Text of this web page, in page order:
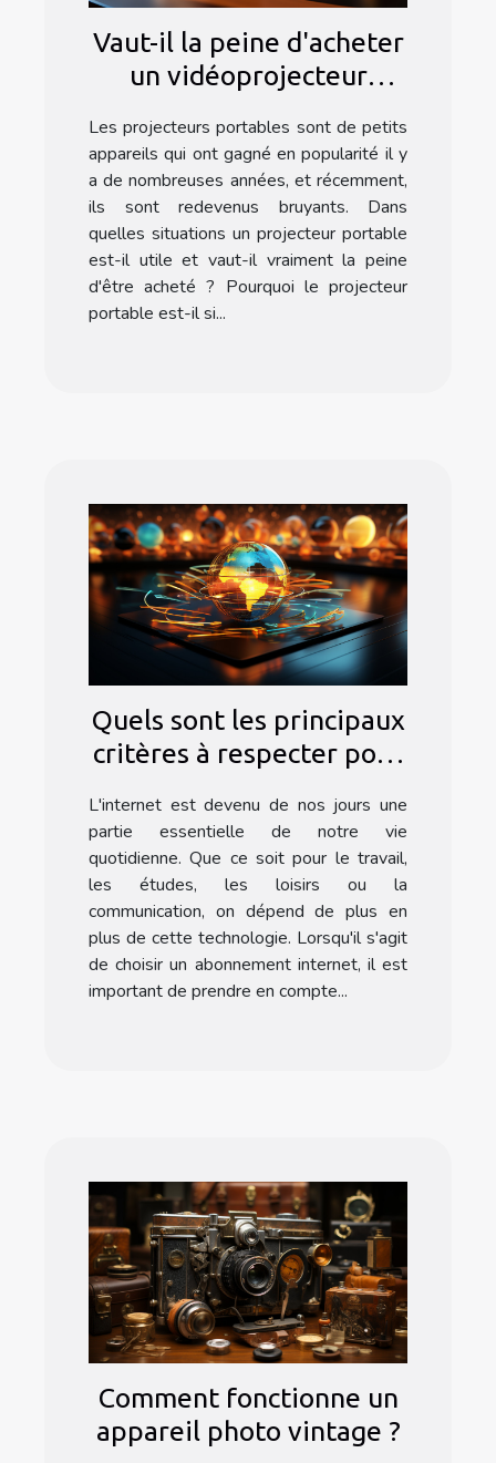
Vaut-il la peine d'acheter
un vidéoprojecteur
Les projecteurs portables sont de petits
appareils qui ont gagné en popularité il y
a de nombreuses années, et récemment,
ils sont redevenus bruyants. Dans
quelles situations un projecteur portable
est-il utile et vaut-il vraiment la peine
d'être acheté ? Pourquoi le projecteur
portable est-il si...
Quels sont les principaux
critères à respecter pour
abonnement internet ?
L'internet est devenu de nos jours une
partie essentielle de notre vie
quotidienne. Que ce soit pour le travail,
les études, les loisirs ou la
communication, on dépend de plus en
plus de cette technologie. Lorsqu'il s'agit
de choisir un abonnement internet, il est
important de prendre en compte...
Comment fonctionne un
appareil photo vintage ?